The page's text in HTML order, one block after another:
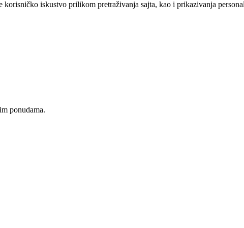
iskustvo prilikom pretraživanja sajta, kao i prikazivanja
ponudama.